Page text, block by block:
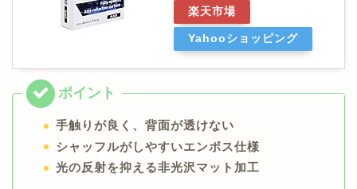
楽天市場
Yahooショッピング
手触りが良く、背面が透けない
シャッフルがしやすいエンボス仕様
光の反射を抑える非光沢マット加工